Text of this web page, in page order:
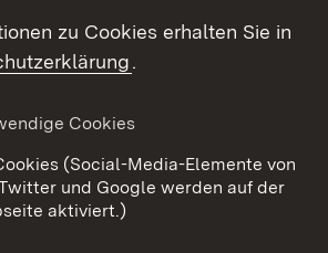
Benutzungshinweise
Cookies
zu Cookies erhalten Sie in
.
Cookies
(Social-Media-Elemente von
und Google werden auf der
aktiviert.)